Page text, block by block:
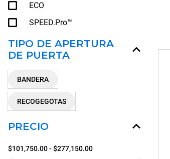
ECO
SPEED.Pro™
TIPO DE APERTURA
DE PUERTA
BANDERA
RECOGEGOTAS
PRECIO
$101,750.00 - $277,150.00